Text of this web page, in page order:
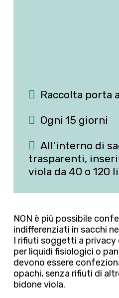
Raccolta porta
Ogni 15 giorni
All’interno di
trasparenti,
viola da 40 o 120
NON è più possibile
indifferenziati in sacchi
I rifiuti soggetti a privacy
per liquidi fisiologici o
devono essere
opachi, senza rifiuti di
bidone viola.